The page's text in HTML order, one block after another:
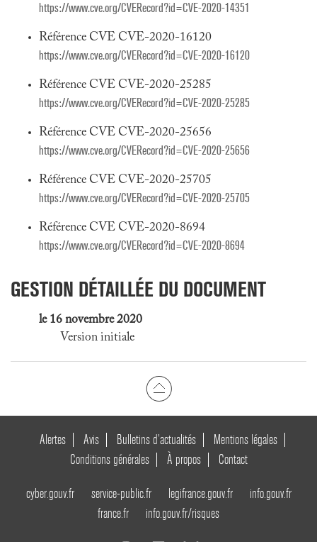
https://www.cve.org/CVERecord?id=CVE-2020-14351
Référence CVE CVE-2020-16120
https://www.cve.org/CVERecord?id=CVE-2020-16120
Référence CVE CVE-2020-25285
https://www.cve.org/CVERecord?id=CVE-2020-25285
Référence CVE CVE-2020-25656
https://www.cve.org/CVERecord?id=CVE-2020-25656
Référence CVE CVE-2020-25705
https://www.cve.org/CVERecord?id=CVE-2020-25705
Référence CVE CVE-2020-8694
https://www.cve.org/CVERecord?id=CVE-2020-8694
GESTION DÉTAILLÉE DU DOCUMENT
le 16 novembre 2020
Version initiale
Alertes Avis Bulletins d’actualités
Mentions légales
Conditions générales
À propos Contact
cyber.gouv.fr service-public.fr legifrance.gouv.fr
info.gouv.fr
france.fr
info.gouv.fr/risques